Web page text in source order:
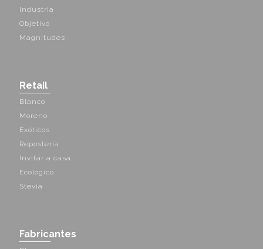
Industria
Objetivo
Magnitudes
Retail
Blanco
Moreno
Exóticos
Repostería
Invitar a casa
Ecológico
Stevia
Fabricantes